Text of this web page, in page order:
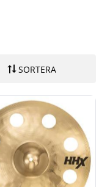
SORTERA